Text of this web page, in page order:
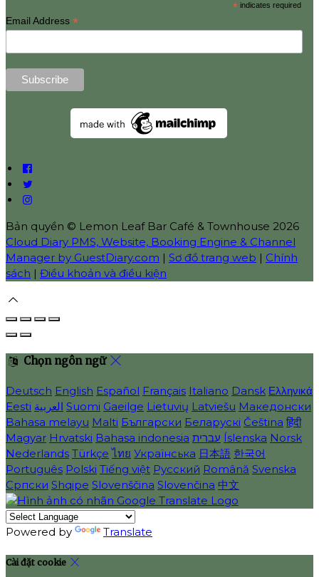
*indicates required
Email Address *
Bản quyền © Lemon Leaf Bar Café & Townhouse 2026
Cloud Diary PMS, Website, Booking Engine & Channel
Manager by GuestDiary.com | Sơ đồ trang web | Chính
sách | Điều khoản và điều kiện
Chọn ngôn ngữ
Deutsch English Español Français Italiano Dansk Ελληνικά
Eesti العربية Suomi Gaeilge Lietuvių Latviešu Македонски
Bahasa melayu Malti Български Беларускі Čeština हिंदी
Magyar Hrvatski Bahasa indonesia עברית Íslenska Norsk
Nederlands Türkçe ไทย Українська 日本語 한국어
Português Polski Tiếng việt Русский Română Svenska
Српски Shqipe Slovenščina Slovenčina 中文
Powered by Translate
Cài đặt cookie